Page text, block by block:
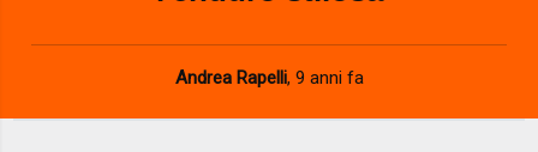
Andrea Rapelli, 9 anni fa